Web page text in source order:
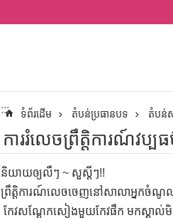
::: ទំព័រដើម តំបន់ប្រធានបទ តំបន់
ការរំលេចព្រឹត្តិការណ៍វ
និយាយឲ្យលឺៗ ~ សួស្តីៗ!!
ព្រឹត្តិការណ៍លេចចេញនៅសាលាអ្នកចំណូល
កែវសណ្តែកសៀងមួយកែវផឹក មកស្គាល់មិត្